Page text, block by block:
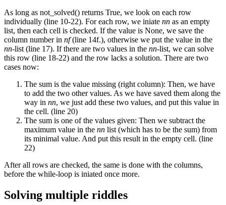
As long as not_solved() returns True, we look on each row
individually (line 10-22). For each row, we iniate nn as an empty
list, then each cell is checked. If the value is None, we save the
column number in nf(line 14f.), otherwise we put the value in the
nn-list (line 17). If there are two values in the nn-list, we can solve
this row (line 18-22) and the row lacks a solution. There are two
cases now:
The sum is the value missing (right column): Then, we have
to add the two other values. As we have saved them along the
way in nn, we just add these two values, and put this value in
the cell. (line 20)
The sum is one of the values given: Then we subtract the
maximum value in the nn list (which has to be the sum) from
its minimal value. And put this result in the empty cell. (line
22)
After all rows are checked, the same is done with the columns,
before the while-loop is iniated once more.
Solving multiple riddles